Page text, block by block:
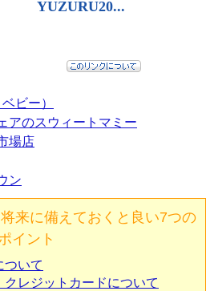
ビー）
アのスウィートマミー
場店
ン
来に備えておくと良い7つの
イント
ついて
レジットカードについて